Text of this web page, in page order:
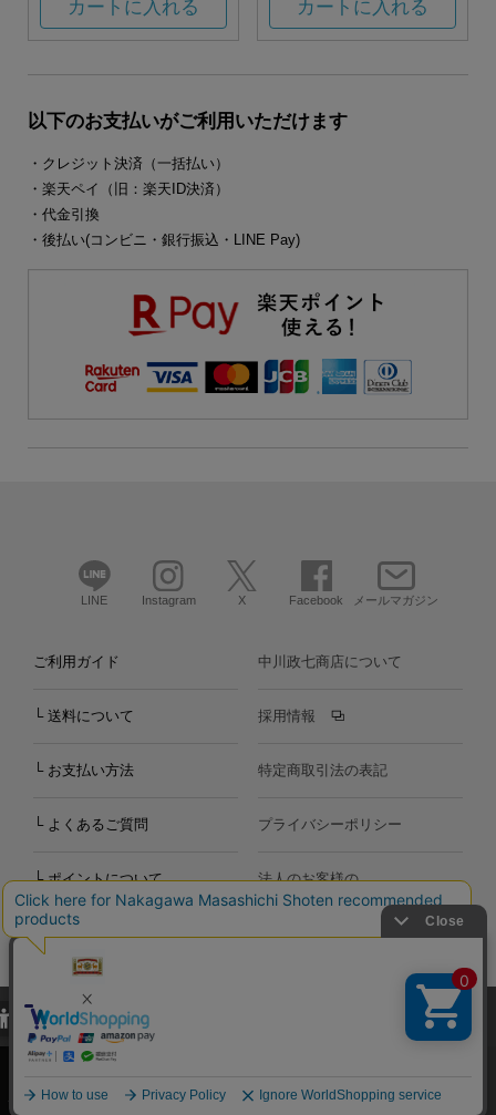
カートに入れる カートに入れる
以下のお支払いがご利用いただけます
・クレジット決済（一括払い）
・楽天ペイ（旧：楽天ID決済）
・代金引換
・後払い(コンビニ・銀行振込・LINE Pay)
LINE Instagram X Facebook メールマガジン
ご利用ガイド
└ 送料について
└ お支払い方法
└ よくあるご質問
└ ポイントについて
お問い合わせ
中川政七商店について
採用情報
特定商取引法の表記
プライバシーポリシー
法人のお客様の
お問い合わせ
Copyright©2000-2026
Nakagawa Masashichi Shoten All Rights Reserved.
当サイトでは、当サイト内における閲覧履歴・属性情報などの取得およ
び利便性向上のためにクッキー（Cookie）を使用いたします。詳細に
関しては「プライバシーポリシー
承諾する